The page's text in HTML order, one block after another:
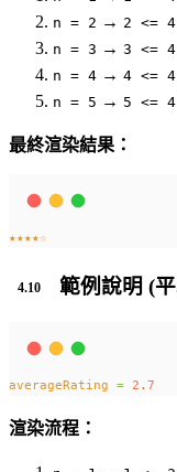
n = 2 → 2 <= 4
n = 3 → 3 <= 4
n = 4 → 4 <= 4
n = 5 → 5 <= 4
最終渲染結果：
★★★★☆
範例說明 (
averageRating = 2.7
渲染流程：